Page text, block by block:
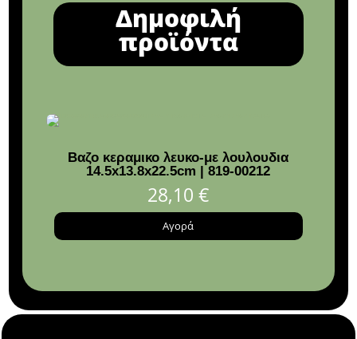
Δημοφιλή
προϊόντα
Βαζο κεραμικο λευκο-με λουλουδια
14.5x13.8x22.5cm | 819-00212
28,10 €
Αγορά